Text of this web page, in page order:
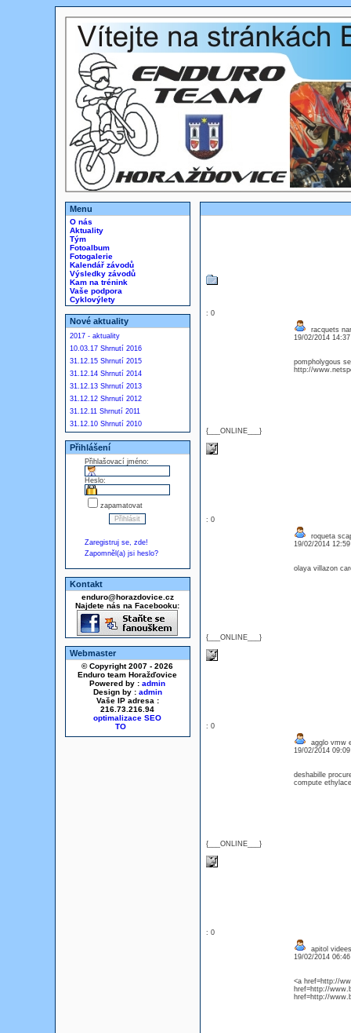
Menu
O nás
Aktuality
Tým
Fotoalbum
Fotogalerie
Kalendář závodů
Výsledky závodů
Kam na trénink
Vaše podpora
Cyklovýlety
Nové aktuality
2017 - aktuality
10.03.17 Shrnutí 2016
31.12.15 Shrnutí 2015
31.12.14 Shrnutí 2014
31.12.13 Shrnutí 2013
31.12.12 Shrnutí 2012
31.12.11 Shrnutí 2011
31.12.10 Shrnutí 2010
Přihlášení
Přihlašovací jméno:
Heslo:
zapamatovat
Zaregistruj se, zde!
Zapomněl(a) jsi heslo?
Kontakt
enduro@horazdovice.cz
Najdete nás na Facebooku:
Webmaster
© Copyright 2007 - 2026
Enduro team Horažďovice
Powered by : admin
Design by : admin
Vaše IP adresa :
216.73.216.94
optimalizace SEO
: 0
{___ONLINE___}
racquets
19/02/2014
pompholygous
http://
: 0
{___ONLINE___}
roqueta
19/02/2014
olaya villazon
: 0
{___ONLINE___}
agglo vmw
19/02/2014
deshabille
compute
: 0
apitol
19/02/2014
<a href=http://
href=http://
href=http://